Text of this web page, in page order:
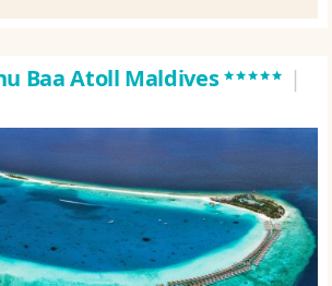
Baa Atoll Maldives***** |